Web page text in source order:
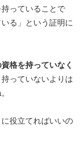
っていることで
る」という証明に
格を持っていなく
持っていないよりは
役立てればいいの